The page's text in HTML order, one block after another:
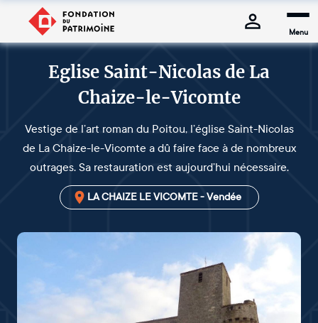
Menu
Eglise Saint-Nicolas de La
Chaize-le-Vicomte
Vestige de l’art roman du Poitou, l’église Saint-Nicolas
de La Chaize-le-Vicomte a dû faire face à de nombreux
outrages. Sa restauration est aujourd’hui nécessaire.
LA CHAIZE LE VICOMTE - Vendée